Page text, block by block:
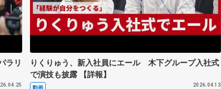
ラリ
りくりゅう、新入社員にエール 木下グループ入社式
で演技も披露 【詳報】
動画 2026.04.13